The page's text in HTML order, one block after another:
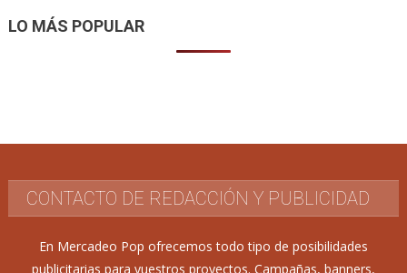
LO MÁS POPULAR
CONTACTO DE REDACCIÓN Y PUBLICIDAD
En Mercadeo Pop ofrecemos todo tipo de posibilidades
publicitarias para vuestros proyectos. Campañas, banners,